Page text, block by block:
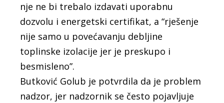
nje ne bi trebalo izdavati uporabnu
dozvolu i energetski certifikat, a “rješenje
nije samo u povećavanju debljine
toplinske izolacije jer je preskupo i
besmisleno”.
Butković Golub je potvrdila da je problem
nadzor, jer nadzornik se često pojavljuje